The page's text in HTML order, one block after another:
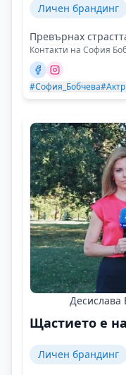
Личен брандинг
Превърнах
Контакти на София
#София_Бобчева
Десислава
Щастието е
Личен брандинг